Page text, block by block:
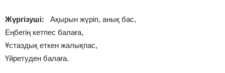
Жүргізуші:
Ақырын жүріп, анық бас,
Еңбегің кетпес балаға,
Ұстаздық еткен жалықпас,
Үйретуден балаға.